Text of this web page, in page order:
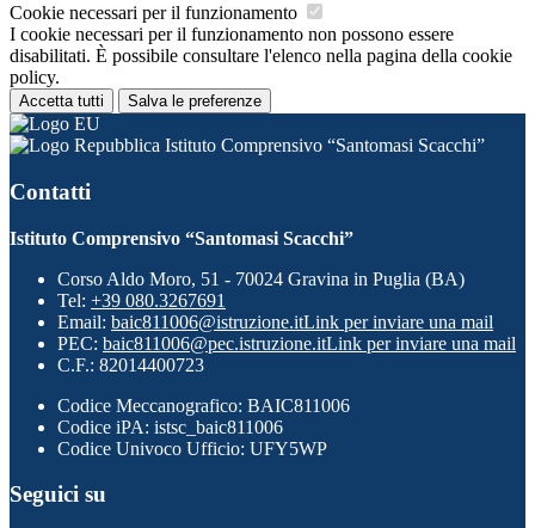
Cookie necessari per il funzionamento
I cookie necessari per il funzionamento non possono essere
disabilitati. È possibile consultare l'elenco nella pagina della cookie
policy.
Accetta tutti Salva le preferenze
Istituto Comprensivo “Santomasi Scacchi”
Contatti
Istituto Comprensivo “Santomasi Scacchi”
Corso Aldo Moro, 51 - 70024 Gravina in Puglia (BA)
Tel: +39 080.3267691
Email: baic811006@istruzione.itLink per inviare una mail
PEC: baic811006@pec.istruzione.itLink per inviare una mail
C.F.: 82014400723
Codice Meccanografico: BAIC811006
Codice iPA: istsc_baic811006
Codice Univoco Ufficio: UFY5WP
Seguici su